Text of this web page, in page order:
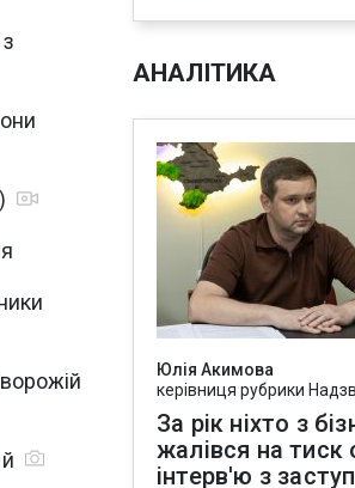
АНАЛІТИКА
Юлія Акимова
керівниця рубрики
За рік ніхто з
жалівся на тиск
інтерв'ю з